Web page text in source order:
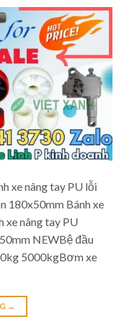
xe nâng tay PU lỗi
180x50mm Bánh xe
xe nâng tay PU
NEWBệ đầu
5000kgBơm xe
→